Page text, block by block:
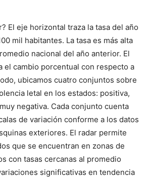
El eje horizontal traza la tasa del año
mil habitantes. La tasa es más alta
nacional del año anterior. El
el cambio porcentual con respecto a
ubicamos cuatro conjuntos sobre
letal en los estados: positiva,
negativa. Cada conjunto cuenta
de variación conforme a los datos
exteriores. El radar permite
que se encuentran en zonas de
con tasas cercanas al promedio
significativas en tendencia